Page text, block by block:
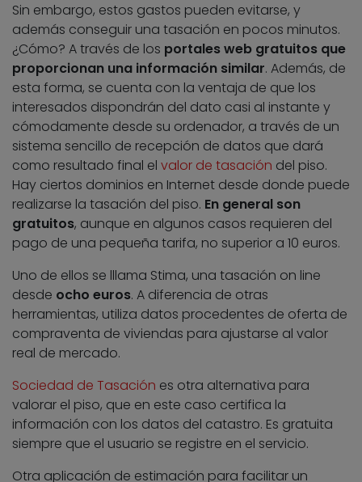
Sin embargo, estos gastos pueden evitarse, y
además conseguir una tasación en pocos minutos.
¿Cómo? A través de los portales web gratuitos que
proporcionan una información similar. Además, de
esta forma, se cuenta con la ventaja de que los
interesados dispondrán del dato casi al instante y
cómodamente desde su ordenador, a través de un
sistema sencillo de recepción de datos que dará
como resultado final el valor de tasación del piso.
Hay ciertos dominios en Internet desde donde puede
realizarse la tasación del piso. En general son
gratuitos, aunque en algunos casos requieren del
pago de una pequeña tarifa, no superior a 10 euros.
Uno de ellos se lllama Stima, una tasación on line
desde ocho euros. A diferencia de otras
herramientas, utiliza datos procedentes de oferta de
compraventa de viviendas para ajustarse al valor
real de mercado.
Sociedad de Tasación es otra alternativa para
valorar el piso, que en este caso certifica la
información con los datos del catastro. Es gratuita
siempre que el usuario se registre en el servicio.
Otra aplicación de estimación para facilitar un